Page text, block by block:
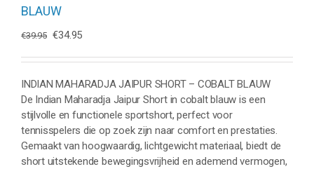
BLAUW
€39.95 Oorspronkelijke
was:
€39.95.
€34.95Huidige
is:
€34.95.
INDIAN MAHARADJA JAIPUR SHORT – COBALT BLAUW
De Indian Maharadja Jaipur Short in cobalt blauw is een
stijlvolle en functionele sportshort, perfect voor
tennisspelers die op zoek zijn naar comfort en prestaties.
Gemaakt van hoogwaardig, lichtgewicht materiaal, biedt de
short uitstekende bewegingsvrijheid en ademend vermogen,